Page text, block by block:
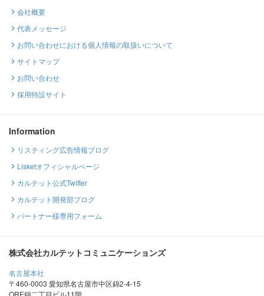
会社概要
代表メッセージ
お問い合わせにおける個人情報の取扱いについて
サイトマップ
お問い合わせ
採用特設サイト
Information
リスティング広告情報ブログ
Lisketオフィシャルページ
カルテット公式Twitter
カルテット開発部ブログ
パートナー様専用フォーム
株式会社カルテットコミュニケーションズ
名古屋本社
〒460-0003 愛知県名古屋市中区錦2-4-15
ORE錦二丁目ビル11階